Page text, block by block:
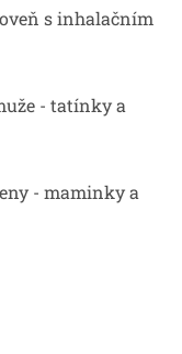
s inhalačním
- tatínky a
- maminky a